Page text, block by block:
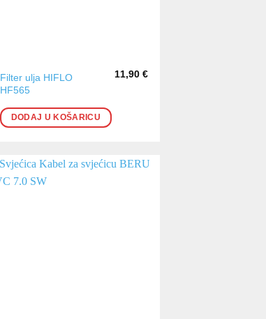
Filter ulja HIFLO
HF565
11,90 €
DODAJ U KOŠARICU